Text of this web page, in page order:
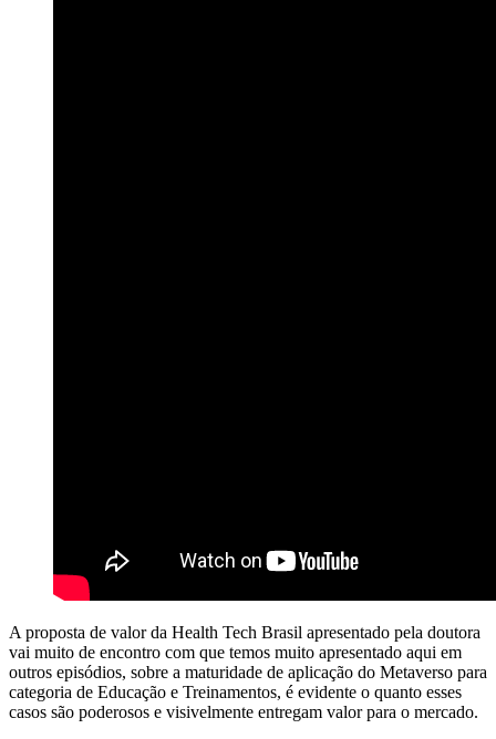
A proposta de valor da Health Tech Brasil apresentado pela doutora
vai muito de encontro com que temos muito apresentado aqui em
outros episódios, sobre a maturidade de aplicação do Metaverso para
categoria de Educação e Treinamentos, é evidente o quanto esses
casos são poderosos e visivelmente entregam valor para o mercado.